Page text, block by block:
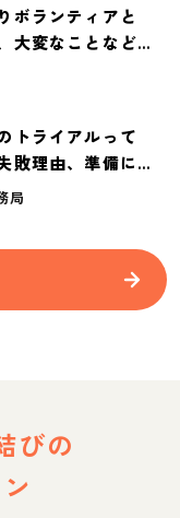
ボランティアと
大変なことなど紹
トライアルって
敗理由、準備に必
局
びの